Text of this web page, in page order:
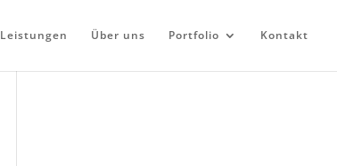
Leistungen Über uns Portfolio Kontakt